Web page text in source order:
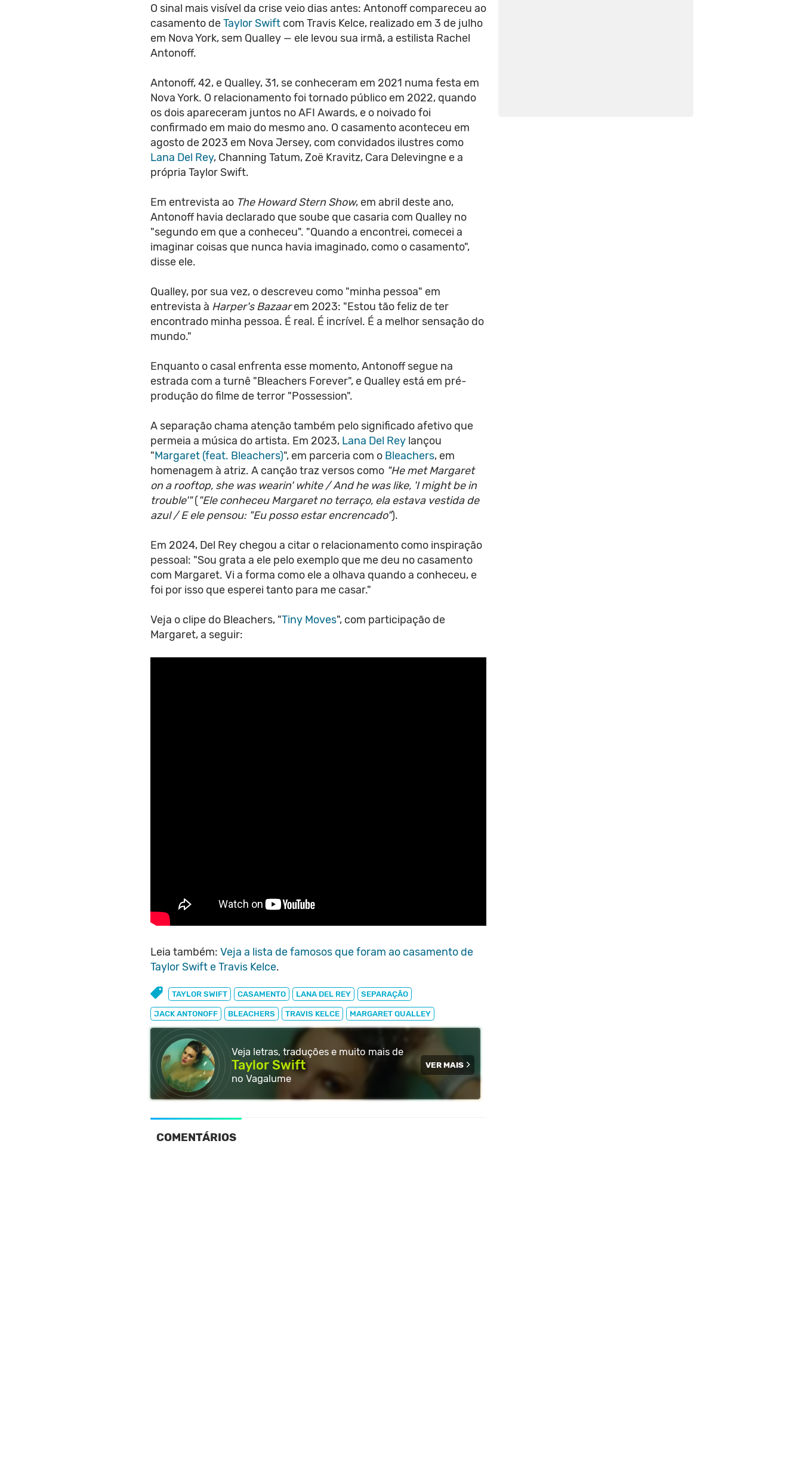
O sinal mais visível da crise veio dias antes: Antonoff compareceu ao
casamento deTaylor Swift com Travis Kelce, realizado em 3 de julho
em Nova York, sem Qualley — ele levou sua irmã, a estilista Rachel
Antonoff.
Antonoff, 42, e Qualley, 31, se conheceram em 2021 numa festa em
Nova York. O relacionamento foi tornado público em 2022, quando
os dois apareceram juntos no AFI Awards, e o noivado foi
confirmado em maio do mesmo ano. O casamento aconteceu em
agosto de 2023 em Nova Jersey, com convidados ilustres como
Lana Del Rey, Channing Tatum, Zoë Kravitz, Cara Delevingne e a
própria Taylor Swift.
Em entrevista ao The Howard Stern Show, em abril deste ano,
Antonoff havia declarado que soube que casaria com Qualley no
"segundo em que a conheceu". "Quando a encontrei, comecei a
imaginar coisas que nunca havia imaginado, como o casamento",
disse ele.
Qualley, por sua vez, o descreveu como "minha pessoa" em
entrevista à Harper's Bazaarem 2023: "Estou tão feliz de ter
encontrado minha pessoa. É real. É incrível. É a melhor sensação do
mundo."
Enquanto o casal enfrenta esse momento, Antonoff segue na
estrada com a turnê "Bleachers Forever", e Qualley está em pré-
produção do filme de terror "Possession".
A separação chama atenção também pelo significado afetivo que
permeia a música do artista. Em 2023, Lana Del Rey lançou
"Margaret (feat. Bleachers)", em parceria com o Bleachers, em
homenagem à atriz. A canção traz versos como "He met Margaret
on a rooftop, she was wearin' white / And he was like, 'I might be in
trouble'"("Ele conheceu Margaret no terraço, ela estava vestida de
azul / E ele pensou: "Eu posso estar encrencado").
Em 2024, Del Rey chegou a citar o relacionamento como inspiração
pessoal: "Sou grata a ele pelo exemplo que me deu no casamento
com Margaret. Vi a forma como ele a olhava quando a conheceu, e
foi por isso que esperei tanto para me casar."
Veja o clipe do Bleachers, "Tiny Moves", com participação de
Margaret, a seguir:
Leia também: Veja a lista de famosos que foram ao casamento de
Taylor Swift e Travis Kelce.
TAYLOR SWIFT CASAMENTO LANA DEL REY SEPARAÇÃO
JACK ANTONOFF BLEACHERS TRAVIS KELCE MARGARET QUALLEY
Veja letras, traduções e muito mais de
Taylor Swift
no Vagalume
VER MAIS
COMENTÁRIOS